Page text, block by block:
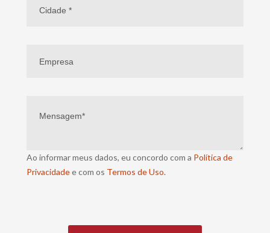
Ao informar meus dados, eu concordo com a Política de
Privacidadee com os Termos de Uso.